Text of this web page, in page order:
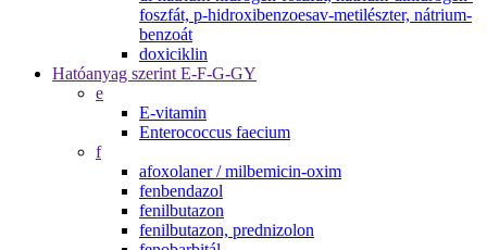
foszfát, p-hidroxibenzoesav-metilészter, nátrium-
benzoát
doxiciklin
Hatóanyag szerint E-F-G-GY
e
E-vitamin
Enterococcus faecium
f
afoxolaner / milbemicin-oxim
fenbendazol
fenilbutazon
fenilbutazon, prednizolon